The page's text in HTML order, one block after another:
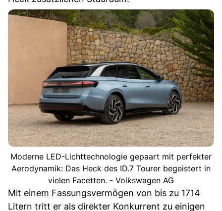
Moderne LED-Lichttechnologie gepaart mit perfekter
Aerodynamik: Das Heck des ID.7 Tourer begeistert in
vielen Facetten. - Volkswagen AG
Mit einem Fassungsvermögen von bis zu 1714
Litern tritt er als direkter Konkurrent zu einigen